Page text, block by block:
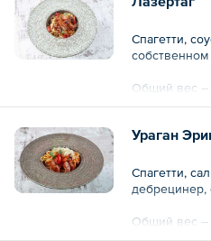
Спагетти,
собственном
Общий вес –
Ураган
Спагетти,
дебрецинер,
Общий вес –